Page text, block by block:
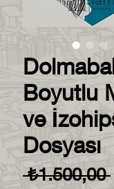
Boyutlu
ve
Dosyası
₺1.500,00